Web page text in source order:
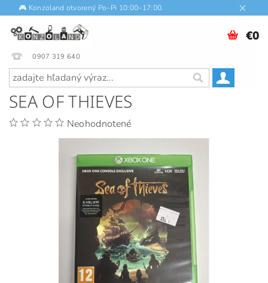
🎮 Konzoland otvorený Po–Pi 10:00–17:00.
0907 319 640
€0
SEA OF THIEVES
Neohodnotené